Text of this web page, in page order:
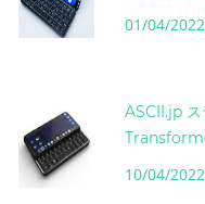
01/04/2022
ASCII.jp
10/04/2022